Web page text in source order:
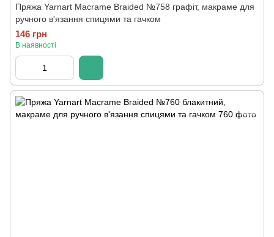
Пряжа Yarnart Macrame Braided №758 графіт, макраме для
ручного в'язання спицями та гачком
146 грн
В наявності